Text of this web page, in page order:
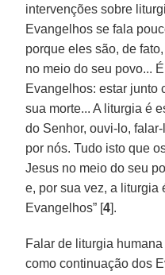
intervenções sobre
Evangelhos se fala
porque eles são, de
no meio do seu povo...
Evangelhos: estar junto
sua morte... A liturgia é
do Senhor, ouvi-lo,
por nós. Tudo isto que
Jesus no meio do seu
e, por sua vez, a liturgia
Evangelhos” [4].
Falar de liturgia
como continuação dos